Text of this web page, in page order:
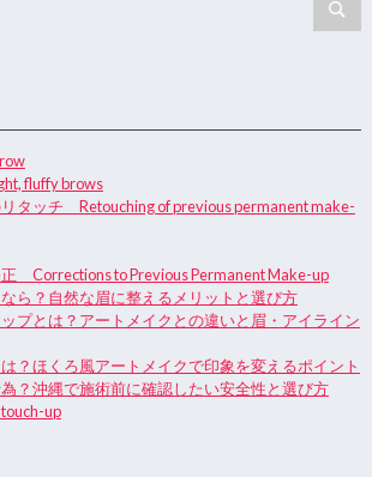
fluffy brows
タッチ Retouching of previous permanent make-
Corrections to Previous Permanent Make-up
ら？自然な眉に整えるメリットと選び方
プとは？アートメイクとの違いと眉・アイライン
？ほくろ風アートメイクで印象を変えるポイント
？沖縄で施術前に確認したい安全性と選び方
up